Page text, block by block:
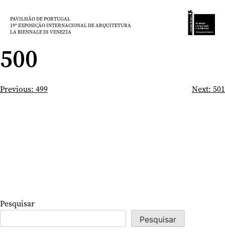
paraPAVILHÃO DE PORTUGAL
19ª EXPOSIÇÃO INTERNACIONAL DE ARQUITETURA
LA BIENNALE DI VENEZIA
500
Navegação
Previous: 499 Next: 501
Pesquisar
Pesquisar